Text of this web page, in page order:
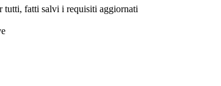
tutti, fatti salvi i requisiti aggiornati